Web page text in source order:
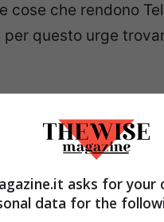
cose che rendono
per questo urge
che
le Fake News.
WhatsApp riguarda
Telegram questo
ed occorre cosi
asks for your
data for the